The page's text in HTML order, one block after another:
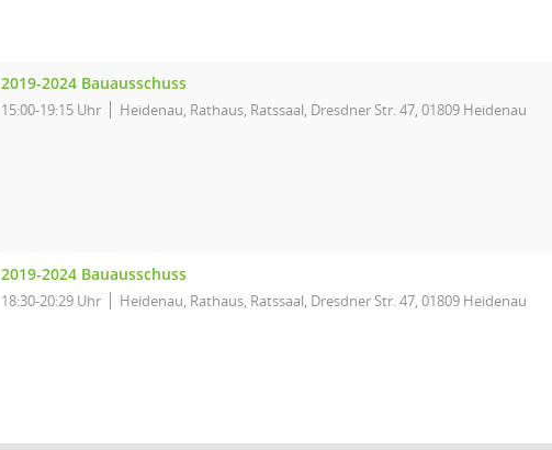
2019-2024 Bauausschuss
15:00-19:15 Uhr Heidenau, Rathaus, Ratssaal, Dresdner Str. 47, 01809 Heidenau
2019-2024 Bauausschuss
18:30-20:29 Uhr Heidenau, Rathaus, Ratssaal, Dresdner Str. 47, 01809 Heidenau